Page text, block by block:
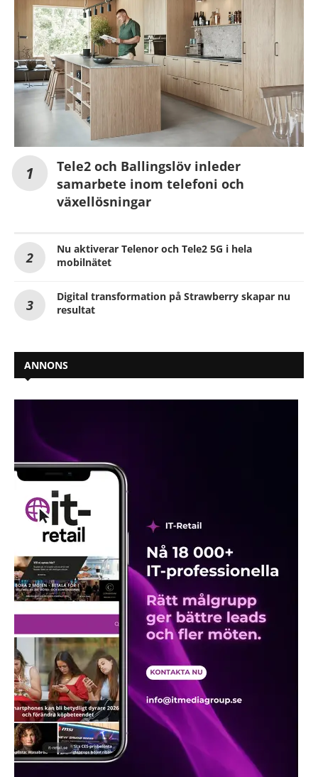
Tele2 och Ballingslöv inleder
samarbete inom telefoni och
växellösningar
Nu aktiverar Telenor och Tele2 5G i hela
mobilnätet
Digital transformation på Strawberry skapar nu
resultat
ANNONS